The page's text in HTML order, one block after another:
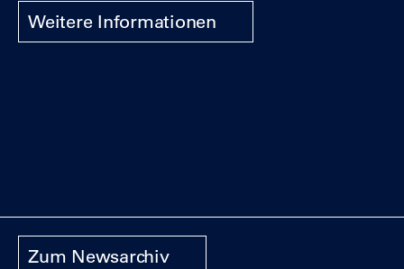
Weitere Informationen
Zum Newsarchiv